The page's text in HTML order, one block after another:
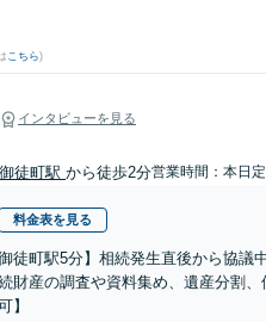
こちら)
インタビューを見る
徒町駅 から徒歩2分営業時間：本日定
料金表を見る
徒町駅5分】相続発生直後から協
財産の調査や資料集め、遺産分割
】